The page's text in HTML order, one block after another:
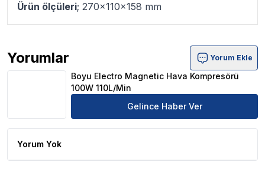
Ürün ölçüleri; 270x110x158 mm
Yorumlar
Boyu Electro Magnetic Hava Kompresörü 100W 110L/
Yorum Ekle
Boyu Electro Magnetic Hava Kompresörü
100W 110L/Min
Gelince Haber Ver
Yorum Yok